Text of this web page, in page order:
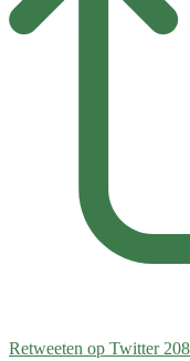
Retweeten op Twitter